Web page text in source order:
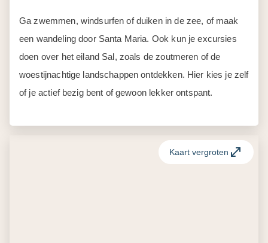
Ga zwemmen, windsurfen of duiken in de zee, of maak
een wandeling door Santa Maria. Ook kun je excursies
doen over het eiland Sal, zoals de zoutmeren of de
woestijnachtige landschappen ontdekken. Hier kies je zelf
of je actief bezig bent of gewoon lekker ontspant.
Kaart vergroten